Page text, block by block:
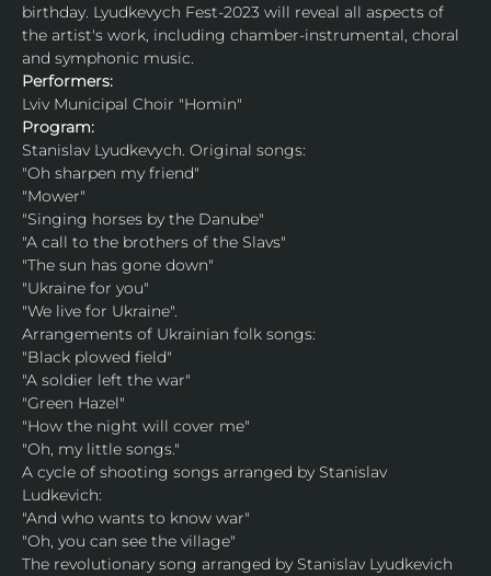
birthday. Lyudkevуch Fest-2023 will reveal all aspects of
the artist's work, including chamber-instrumental, choral
and symphonic music.
Performers:
Lviv Municipal Choir "Homin"
Program:
Stanislav Lyudkevуch. Original songs:
"Oh sharpen my friend"
"Mower"
"Singing horses by the Danube"
"A call to the brothers of the Slavs"
"The sun has gone down"
"Ukraine for you"
"We live for Ukraine".
Arrangements of Ukrainian folk songs:
"Black plowed field"
"A soldier left the war"
"Green Hazel"
"How the night will cover me"
"Oh, my little songs."
A cycle of shooting songs arranged by Stanislav
Ludkevich:
"And who wants to know war"
"Oh, you can see the village"
The revolutionary song arranged by Stanislav Lyudkevich